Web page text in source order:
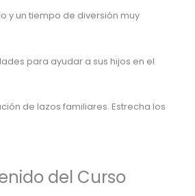
y un tiempo de diversión muy
para ayudar a sus hijos en el
de lazos familiares. Estrecha los
del Curso